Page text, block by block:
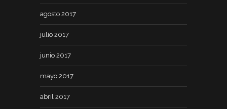
agosto 2017
julio 2017
junio 2017
mayo 2017
abril 2017